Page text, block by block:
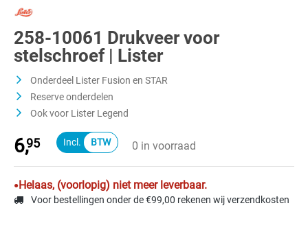
258-10061 Drukveer voor
stelschroef | Lister
Onderdeel Lister Fusion en STAR
Reserve onderdelen
Ook voor Lister Legend
6,95 0 in voorraad
Helaas, (voorlopig) niet meer leverbaar.
Voor bestellingen onder de €99,00 rekenen wij verzendkosten